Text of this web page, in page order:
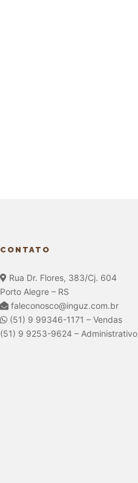
CONTATO
Rua Dr. Flores, 383/Cj. 604
Porto Alegre – RS
faleconosco@inguz.com.br
(51) 9 99346-1171 – Vendas
(51) 9 9253-9624 – Administrativo